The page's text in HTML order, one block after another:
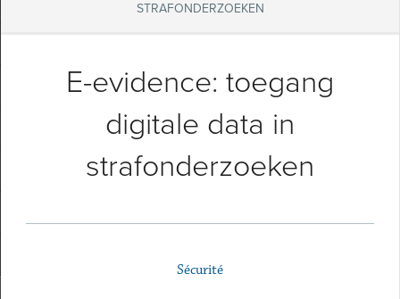
STRAFONDERZOEKEN
E-evidence: toegang
digitale data in
strafonderzoeken
Sécurité